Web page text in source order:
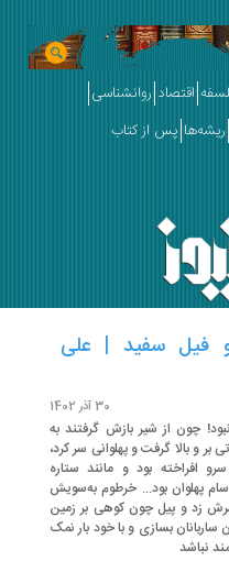
روانشناسی
پس از کتاب
سفید | علی
از شیر بازش گرفتند به
گرفت و پهلوانی سر کرد،
بود و مانند ستاره
بود... خرطوم به‌سویش
پیل چون کوهی بر زمین
بسازی و با خود بار نمک